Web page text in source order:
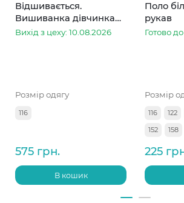
Відшивається.
Вишиванка дівчинка
колоски
Вихід з цеху: 10.08.2026
Розмір одягу
116
575 грн.
В кошик
Поло
рукав
Готово
Розмір
116 122
152
158
225